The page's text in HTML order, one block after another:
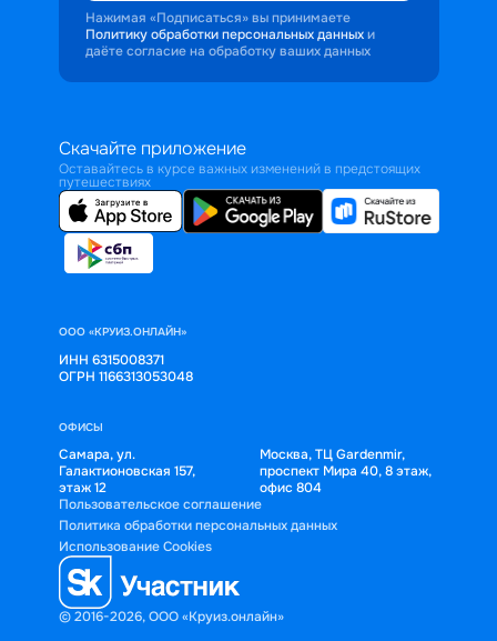
Нажимая «Подписаться» вы принимаете
Политику обработки персональных данных и
даёте согласие на обработку ваших данных
Скачайте приложение
Оставайтесь в курсе важных изменений в предстоящих
путешествиях
ООО «КРУИЗ.ОНЛАЙН»
ИНН 6315008371
ОГРН 1166313053048
ОФИСЫ
Самара, ул.
Галактионовская 157,
этаж 12
Москва, ТЦ Gardenmir,
проспект Мира 40, 8 этаж,
офис 804
© 2016-2026, ООО «Круиз.онлайн»
Пользовательское соглашение
Политика обработки персональных данных
Использование Cookies